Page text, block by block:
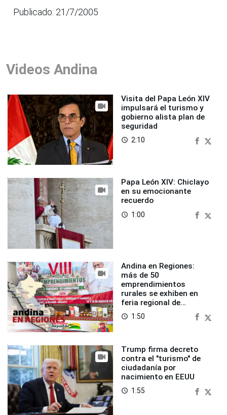
Publicado: 21/7/2005
Videos Andina
Visita del Papa León XIV
impulsará el turismo y
gobierno alista plan de
seguridad
access_time 2:10
Papa León XIV: Chiclayo
en su emocionante
recuerdo
access_time 1:00
Andina en Regiones:
más de 50
emprendimientos
rurales se exhiben en
feria regional de
Foncodes
access_time 1:50
Trump firma decreto
contra el "turismo" de
ciudadanía por
nacimiento en EEUU
access_time 1:55